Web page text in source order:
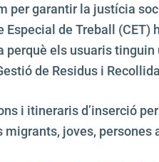
per garantir la justícia
Especial de Treball
perquè els usuaris
de Residus i
i itineraris d’inserció
joves, persones